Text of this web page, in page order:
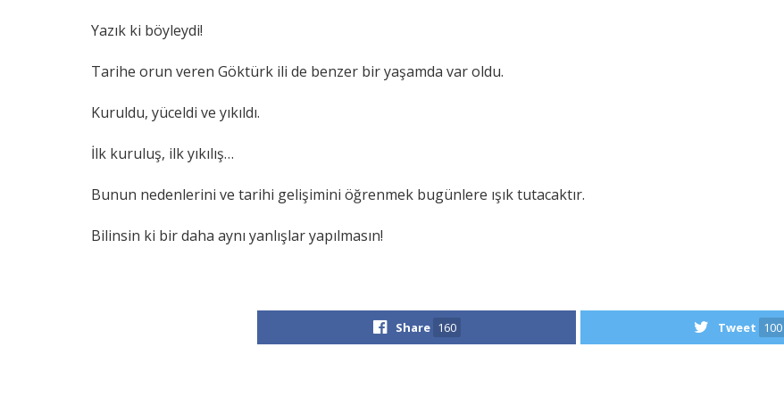
Yazık ki böyleydi!
Tarihe orun veren Göktürk ili de benzer bir yaşamda var oldu.
Kuruldu, yüceldi ve yıkıldı.
İlk kuruluş, ilk yıkılış…
Bunun nedenlerini ve tarihi gelişimini öğrenmek bugünlere ışık tutacaktır.
Bilinsin ki bir daha aynı yanlışlar yapılmasın!
Share 160 Tweet 100